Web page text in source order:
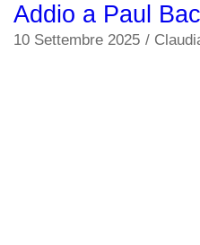
Addio a Paul
10 Settembre 2025 /